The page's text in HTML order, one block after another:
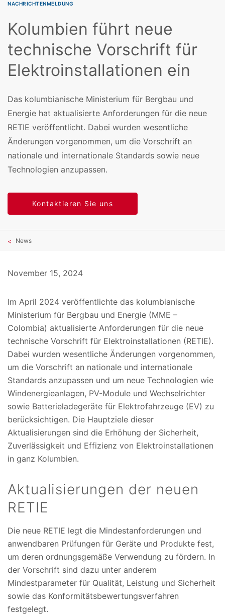
NACHRICHTENMELDUNG
Kolumbien führt neue
technische Vorschrift für
Elektroinstallationen ein
Das kolumbianische Ministerium für Bergbau und
Energie hat aktualisierte Anforderungen für die neue
RETIE veröffentlicht. Dabei wurden wesentliche
Änderungen vorgenommen, um die Vorschrift an
nationale und internationale Standards sowie neue
Technologien anzupassen.
Kontaktieren Sie uns
News
November 15, 2024
Im April 2024 veröffentlichte das kolumbianische
Ministerium für Bergbau und Energie (MME –
Colombia) aktualisierte Anforderungen für die neue
technische Vorschrift für Elektroinstallationen (RETIE).
Dabei wurden wesentliche Änderungen vorgenommen,
um die Vorschrift an nationale und internationale
Standards anzupassen und um neue Technologien wie
Windenergieanlagen, PV-Module und Wechselrichter
sowie Batterieladegeräte für Elektrofahrzeuge (EV) zu
berücksichtigen. Die Hauptziele dieser
Aktualisierungen sind die Erhöhung der Sicherheit,
Zuverlässigkeit und Effizienz von Elektroinstallationen
in ganz Kolumbien.
Aktualisierungen der neuen
RETIE
Die neue RETIE legt die Mindestanforderungen und
anwendbaren Prüfungen für Geräte und Produkte fest,
um deren ordnungsgemäße Verwendung zu fördern. In
der Vorschrift sind dazu unter anderem
Mindestparameter für Qualität, Leistung und Sicherheit
sowie das Konformitätsbewertungsverfahren
festgelegt.